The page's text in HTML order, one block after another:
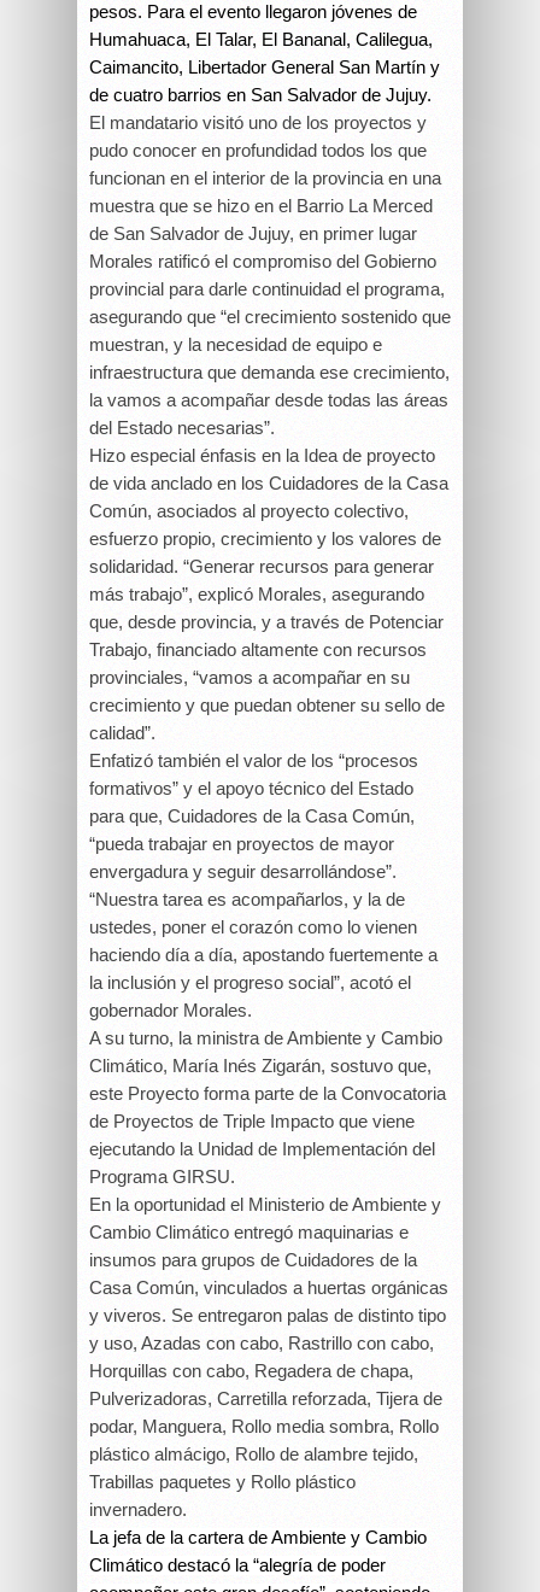
pesos. Para el evento llegaron jóvenes de
Humahuaca, El Talar, El Bananal, Calilegua,
Caimancito, Libertador General San Martín y
de cuatro barrios en San Salvador de Jujuy.
El mandatario visitó uno de los proyectos y
pudo conocer en profundidad todos los que
funcionan en el interior de la provincia en una
muestra que se hizo en el Barrio La Merced
de San Salvador de Jujuy, en primer lugar
Morales ratificó el compromiso del Gobierno
provincial para darle continuidad el programa,
asegurando que “el crecimiento sostenido que
muestran, y la necesidad de equipo e
infraestructura que demanda ese crecimiento,
la vamos a acompañar desde todas las áreas
del Estado necesarias”.
Hizo especial énfasis en la Idea de proyecto
de vida anclado en los Cuidadores de la Casa
Común, asociados al proyecto colectivo,
esfuerzo propio, crecimiento y los valores de
solidaridad. “Generar recursos para generar
más trabajo”, explicó Morales, asegurando
que, desde provincia, y a través de Potenciar
Trabajo, financiado altamente con recursos
provinciales, “vamos a acompañar en su
crecimiento y que puedan obtener su sello de
calidad”.
Enfatizó también el valor de los “procesos
formativos” y el apoyo técnico del Estado
para que, Cuidadores de la Casa Común,
“pueda trabajar en proyectos de mayor
envergadura y seguir desarrollándose”.
“Nuestra tarea es acompañarlos, y la de
ustedes, poner el corazón como lo vienen
haciendo día a día, apostando fuertemente a
la inclusión y el progreso social”, acotó el
gobernador Morales.
A su turno, la ministra de Ambiente y Cambio
Climático, María Inés Zigarán, sostuvo que,
este Proyecto forma parte de la Convocatoria
de Proyectos de Triple Impacto que viene
ejecutando la Unidad de Implementación del
Programa GIRSU.
En la oportunidad el Ministerio de Ambiente y
Cambio Climático entregó maquinarias e
insumos para grupos de Cuidadores de la
Casa Común, vinculados a huertas orgánicas
y viveros. Se entregaron palas de distinto tipo
y uso, Azadas con cabo, Rastrillo con cabo,
Horquillas con cabo, Regadera de chapa,
Pulverizadoras, Carretilla reforzada, Tijera de
podar, Manguera, Rollo media sombra, Rollo
plástico almácigo, Rollo de alambre tejido,
Trabillas paquetes y Rollo plástico
invernadero.
La jefa de la cartera de Ambiente y Cambio
Climático destacó la “alegría de poder